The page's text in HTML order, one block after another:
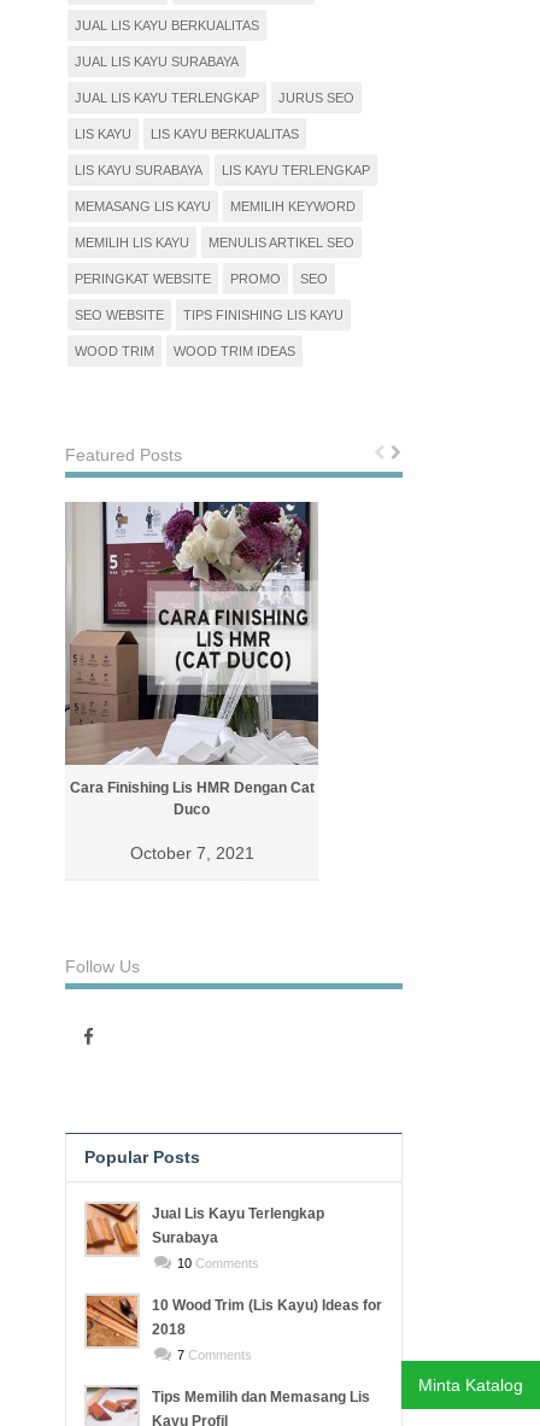
JUAL LIS KAYU BERKUALITAS
JUAL LIS KAYU SURABAYA
JUAL LIS KAYU TERLENGKAP JURUS SEO
LIS KAYU LIS KAYU BERKUALITAS
LIS KAYU SURABAYA LIS KAYU TERLENGKAP
MEMASANG LIS KAYU MEMILIH KEYWORD
MEMILIH LIS KAYU MENULIS ARTIKEL SEO
PERINGKAT WEBSITE PROMO SEO
SEO WEBSITE TIPS FINISHING LIS KAYU
WOOD TRIM WOOD TRIM IDEAS
Featured Posts
Cara Finishing Lis HMR Dengan Cat
Duco
October 7, 2021
Follow Us
Popular Posts
Recent PostsJual Lis Kayu Terlengkap
Surabaya
10Comments
10 Wood Trim (Lis Kayu) Ideas for
2018
7Comments
Tips Memilih dan Memasang Lis
Kayu Profil
Minta Katalog